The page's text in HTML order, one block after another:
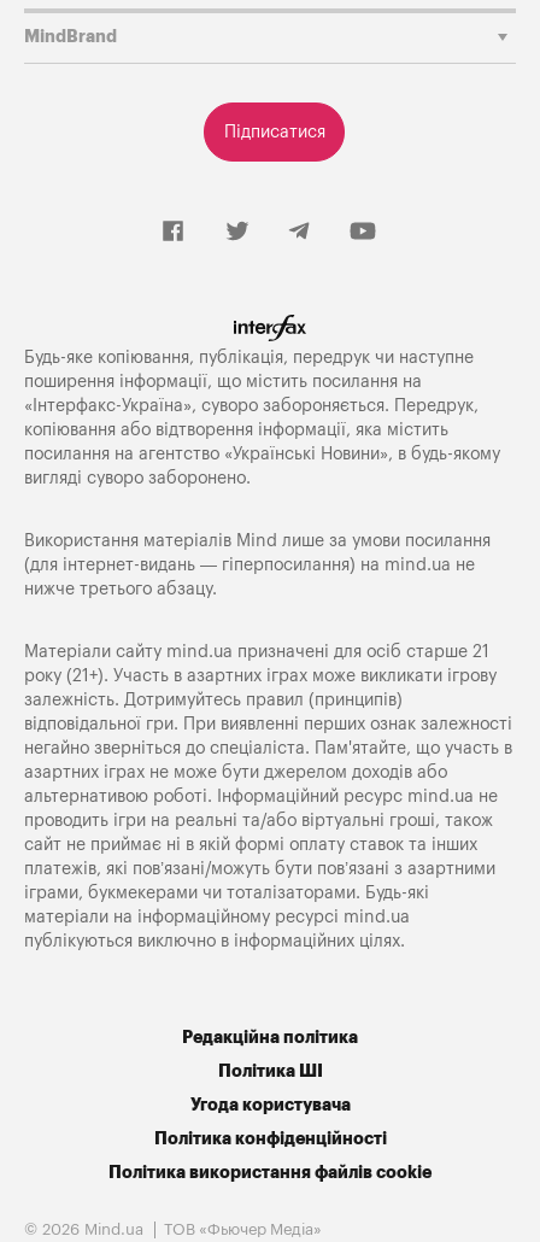
Підписатися
MindBrand
Будь-яке копiювання, публiкацiя, передрук чи наступне
поширення iнформацiї, що мiстить посилання на
«Iнтерфакс-Україна», суворо забороняється. Передрук,
копіювання або відтворення інформації, яка містить
посилання на агентство «Українські Новини», в будь-якому
вигляді суворо заборонено.
Використання матеріалів Mind лише за умови посилання
(для інтернет-видань — гіперпосилання) на mind.ua не
нижче третього абзацу.
Матеріали сайту mind.ua призначені для осіб старше 21
року (21+). Участь в азартних іграх може викликати ігрову
залежність. Дотримуйтесь правил (принципів)
відповідальної гри. При виявленні перших ознак залежності
негайно зверніться до спеціаліста. Пам'ятайте, що участь в
азартних іграх не може бути джерелом доходів або
альтернативою роботі. Інформаційний ресурс mind.ua не
проводить ігри на реальні та/або віртуальні гроші, також
сайт не приймає ні в якій формі оплату ставок та інших
платежів, які пов’язані/можуть бути пов’язані з азартними
іграми, букмекерами чи тоталізаторами. Будь-які
матеріали на інформаційному ресурсі mind.ua
публікуються виключно в інформаційних цілях.
Редакційна політика
Політика ШІ
Угода користувача
Політика конфіденційності
Політика використання файлів cookie
© 2026 Mind.ua ТОВ «Фьючер Медiа»